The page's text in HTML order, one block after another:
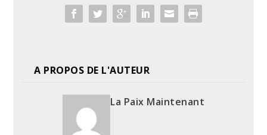
A PROPOS DE L'AUTEUR
La Paix Maintenant